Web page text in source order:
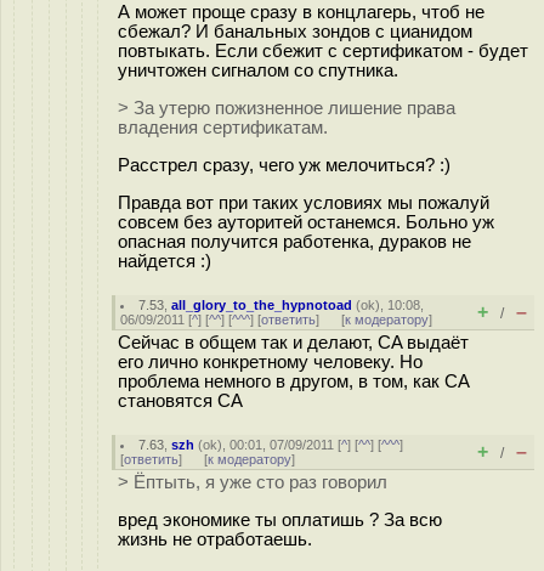
А может проще сразу в концлагерь, чтоб не
сбежал? И банальных зондов с цианидом
повтыкать. Если сбежит с сертификатом - будет
уничтожен сигналом со спутника.
> За утерю пожизненное лишение права
владения сертификатам.
Расстрел сразу, чего уж мелочиться? :)
Правда вот при таких условиях мы пожалуй
совсем без ауторитей останемся. Больно уж
опасная получится работенка, дураков не
найдется :)
7.53 ,all_glory_to_the_hypnotoad (ok), 10:08,
06/09/2011 [^] [^^] [^^^] [ответить] [к модератору] + / –
Сейчас в общем так и делают, CA выдаёт
его лично конкретному человеку. Но
проблема немного в другом, в том, как CA
становятся CA
7.63 ,szh (ok), 00:01, 07/09/2011 [^] [^^] [^^^]
[ответить] [к модератору] + / –
> Ёптыть, я уже сто раз говорил
вред экономике ты оплатишь ? За всю
жизнь не отработаешь.